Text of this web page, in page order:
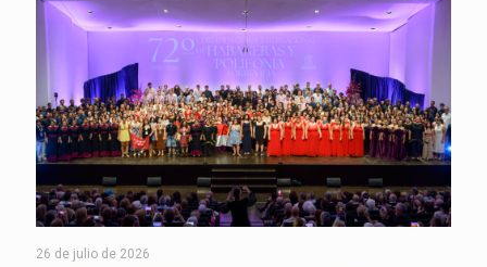
26 de julio de 2026